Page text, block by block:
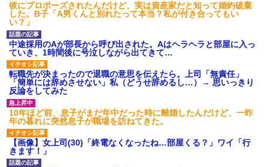
彼にプロポーズされたんだけど、実は資産家だと知って婚約破棄
した。B子「A男くんと別れたって本当？私が付き合ってもい
い？」
中途採用のAが部長から呼び出された。Aはヘラヘラと部屋に入っ
ていき、1時間後に号泣しながら出てきて…
転職先が決まったので退職の意思を伝えたら。上司「無責任」
「簡単には辞めさせない」私（どうせ辞めるし…）→ 思いっきり
反論をしてみた
10年ほど前、息子がまだ年中だった時に離婚したんだけど、一昨
年の暮れに突然息子が職場を訪ねてきた。
【画像】女上司(30)「終電なくなったね…部屋くる？」ワイ「行
きます！」